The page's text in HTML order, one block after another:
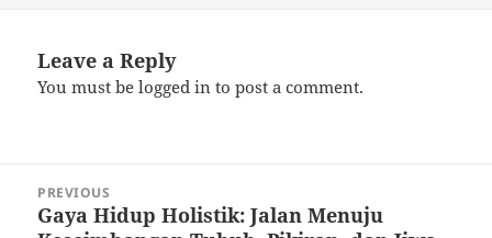
Leave a Reply
You must belogged in to post a comment.
navigation
PREVIOUS
Previous
Gaya Hidup Holistik: Jalan Menuju